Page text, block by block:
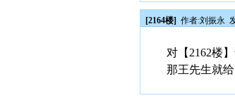
[2164楼] 作者:刘振永
对【2162楼】
那王先生就